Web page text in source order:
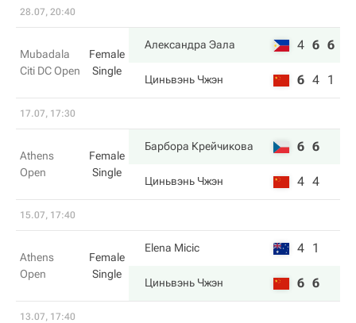
28.07, 20:40
Mubadala
Citi DC Open
Female
Single
Александра Эала 4 6 6
Циньвэнь Чжэн 6 4 1
17.07, 17:30
Athens
Open
Female
Single
Барбора Крейчикова 6 6
Циньвэнь Чжэн 4 4
15.07, 17:40
Athens
Open
Female
Single
Elena Micic 4 1
Циньвэнь Чжэн 6 6
13.07, 17:40